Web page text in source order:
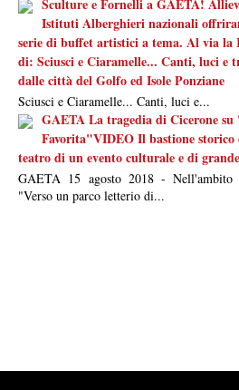
Istituti Alberghieri nazionali
serie di buffet artistici a tema. Al via la
di: Sciusci e Ciaramelle... Canti, luci e
dalle città del Golfo ed Isole Ponziane
Sciusci e Ciaramelle... Canti, luci e...
GAETA La tragedia di Cicerone
Favorita"VIDEO Il bastione storico
teatro di un evento culturale e di
GAETA 15 agosto 2018 - Nell'ambito
"Verso un parco letterio di...